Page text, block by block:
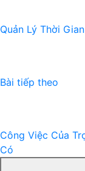
Quản Lý Thời
Bài tiếp theo
Công Việc Của
Có